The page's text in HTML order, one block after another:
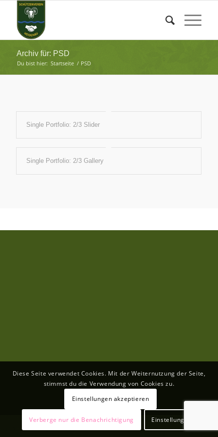
Archiv für: PSD
Du bist hier: Startseite / PSD
Single Portfolio: 2/3 Slider
Single Portfolio: 2/3 Gallery
Diese Seite verwendet Cookies. Mit der Weiternutzung der Seite,
stimmst du die Verwendung von Cookies zu.
Einstellungen akzeptieren
Verberge nur die Benachrichtigung Einstellungen